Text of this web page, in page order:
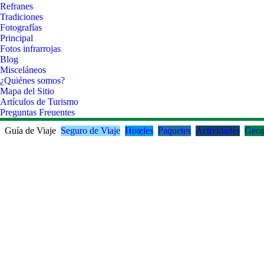
Refranes
Tradiciones
Fotografías
Principal
Fotos infrarrojas
Blog
Misceláneos
¿Quiénes somos?
Mapa del Sitio
Artículos de Turismo
Preguntas Freuentes
Guía de Viaje Seguro de Viaje Hoteles Paquetes Actividades